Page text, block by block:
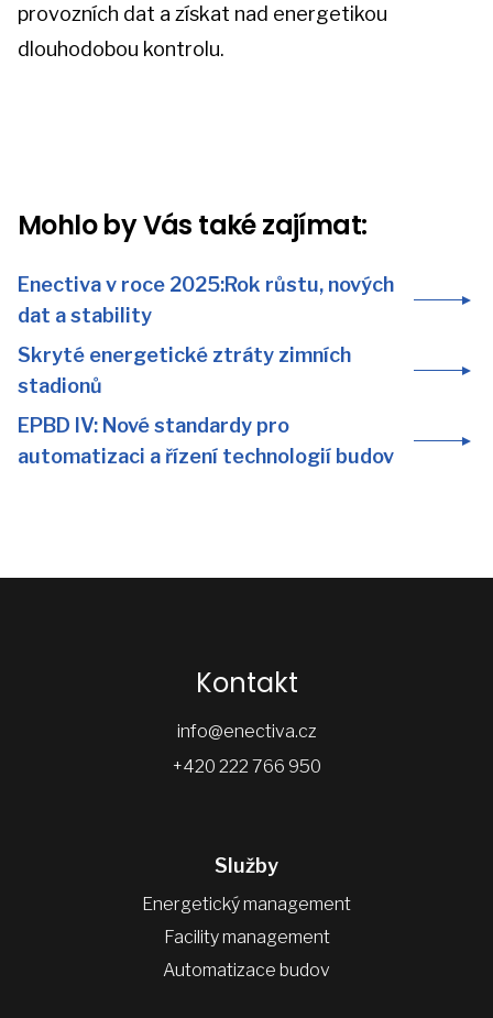
provozních dat a získat nad energetikou
dlouhodobou kontrolu.
Mohlo by Vás také zajímat:
Enectiva v roce 2025:Rok růstu, nových
dat a stability
Skryté energetické ztráty zimních
stadionů
EPBD IV: Nové standardy pro
automatizaci a řízení technologií budov
Kontakt
info@enectiva.cz
+420 222 766 950
Služby
Energetický management
Facility management
Automatizace budov